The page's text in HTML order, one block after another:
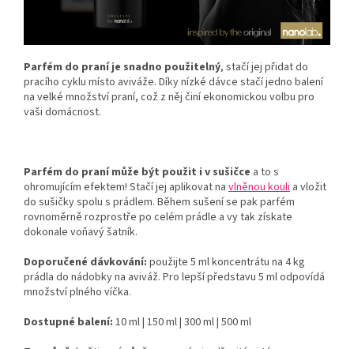
Parfém do praní je snadno použitelný, stačí jej přidat do
pracího cyklu místo aviváže. Díky nízké dávce stačí jedno balení
na velké množství praní, což z něj činí ekonomickou volbu pro
vaši domácnost.
Parfém do praní může být použit i v sušičce a to s
ohromujícím efektem! Stačí jej aplikovat na vlněnou kouli a vložit
do sušičky spolu s prádlem. Během sušení se pak parfém
rovnoměrně rozprostře po celém prádle a vy tak získate
dokonale voňavý šatník.
Doporučené dávkování: použijte 5 ml koncentrátu na 4 kg
prádla do nádobky na aviváž. Pro lepší představu 5 ml odpovídá
množství plného víčka.
Dostupné balení: 10 ml | 150 ml | 300 ml | 500 ml